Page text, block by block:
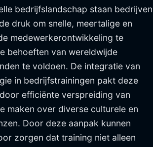
bedrijfslandschap staan bedrijven
druk om snelle, meertalige en
medewerkerontwikkeling te
behoeften van wereldwijde
te voldoen. De integratie van
in bedrijfstrainingen pakt deze
efficiënte verspreiding van
maken over diverse culturele en
Door deze aanpak kunnen
zorgen dat training niet alleen